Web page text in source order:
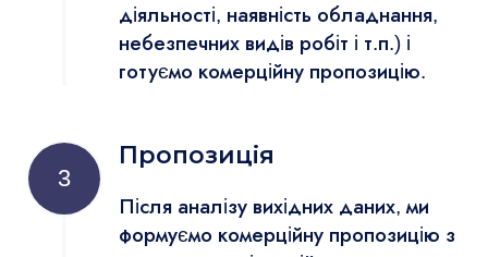
діяльності, наявність обладнання,
небезпечних видів робіт і т.п.) і
готуємо комерційну пропозицію.
3
Пропозиція
Після аналізу вихідних даних, ми
формуємо комерційну пропозицію з